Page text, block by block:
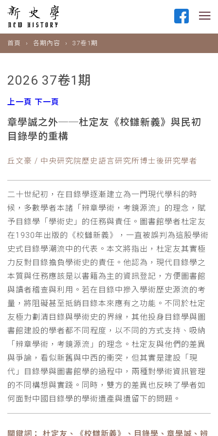
首頁 各期內容 37卷1期
2026 37卷1期
上一頁 下一頁
章學誠之外──杜定友《校讎新義》與民初
目錄學的重構
丘文豪 / 中央研究院歷史語言研究所博士後研究學者
二十世紀初，在目錄學逐漸建立為一門現代學科的時
候，多數學者本諸「辨章學術，考鏡源流」的理念，賦
予目錄學「學術史」的任務與責任。圖書館學者杜定友
在1930年出版的《校讎新義》，一直被誤判為這股學術
史式目錄學潮流中的代表。本文將指出，杜定友其實極
力反對目錄擔負學術史的責任。他認為，現代目錄學之
本質與任務應該是以書籍為主的資訊登記，方便圖書館
與讀者稽查與利用。若在目錄中摻入學術歷史源流的考
量，將阻礙甚至抵銷目錄本來應有之功能。不同於杜定
友極力劃清目錄與學術史的界線，其他投身目錄學與圖
書館建設的學者都不同程度，以不同的方式支持、吸納
「辨章學術，考鏡源流」的理念。杜定友與他們的差異
與爭論，看似新舊與中西的衝突，但其實是建設「現
代」目錄學與圖書館學的過程中，兩種對學術資訊管理
的不同構想與實踐。同時，雙方的差異也反映了學者如
何面對中國目錄學的學術遺產與遺留下的問題。
關鍵詞： 杜定友、《校讎新義》、目錄學、章學誠、辨